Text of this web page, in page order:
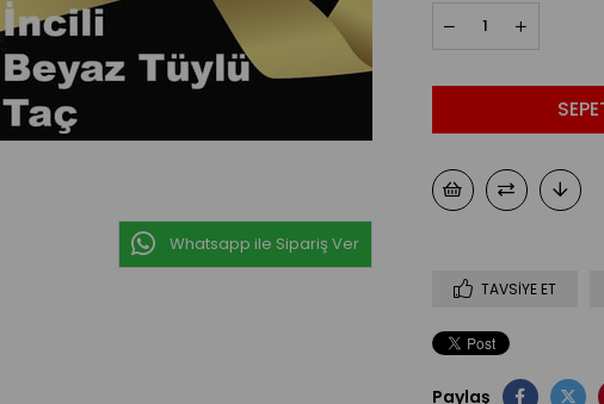
Whatsapp ile Sipariş Ver
TAVSIYE ET
Paylaş